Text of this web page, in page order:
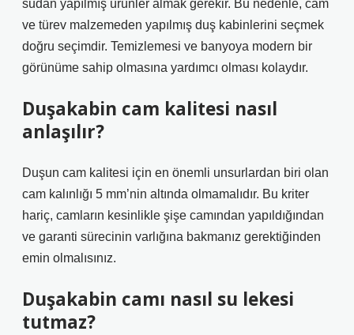
sudan yapılmış ürünler almak gerekir. Bu nedenle, cam
ve türev malzemeden yapılmış duş kabinlerini seçmek
doğru seçimdir. Temizlemesi ve banyoya modern bir
görünüme sahip olmasına yardımcı olması kolaydır.
Duşakabin cam kalitesi nasıl
anlaşılır?
Duşun cam kalitesi için en önemli unsurlardan biri olan
cam kalınlığı 5 mm’nin altında olmamalıdır. Bu kriter
hariç, camların kesinlikle şişe camından yapıldığından
ve garanti sürecinin varlığına bakmanız gerektiğinden
emin olmalısınız.
Duşakabin camı nasıl su lekesi
tutmaz?